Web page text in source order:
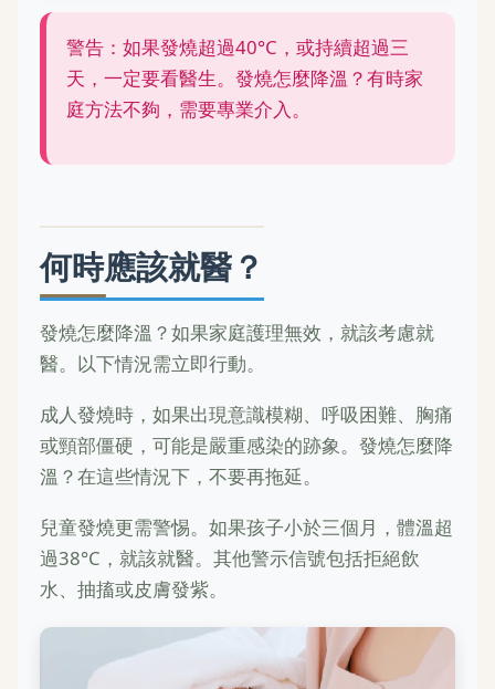
警告：如果發燒超過40°C，或持續超過三
天，一定要看醫生。發燒怎麼降溫？有時家
庭方法不夠，需要專業介入。
何時應該就醫？
發燒怎麼降溫？如果家庭護理無效，就該考慮就
醫。以下情況需立即行動。
成人發燒時，如果出現意識模糊、呼吸困難、胸痛
或頸部僵硬，可能是嚴重感染的跡象。發燒怎麼降
溫？在這些情況下，不要再拖延。
兒童發燒更需警惕。如果孩子小於三個月，體溫超
過38°C，就該就醫。其他警示信號包括拒絕飲
水、抽搐或皮膚發紫。